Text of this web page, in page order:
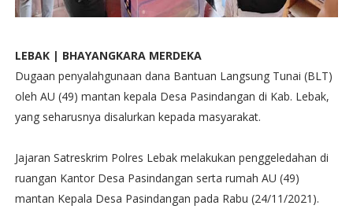
LEBAK | BHAYANGKARA MERDEKA
Dugaan penyalahgunaan dana Bantuan Langsung Tunai (BLT)
oleh AU (49) mantan kepala Desa Pasindangan di Kab. Lebak,
yang seharusnya disalurkan kepada masyarakat.
Jajaran Satreskrim Polres Lebak melakukan penggeledahan di
ruangan Kantor Desa Pasindangan serta rumah AU (49)
mantan Kepala Desa Pasindangan pada Rabu (24/11/2021).